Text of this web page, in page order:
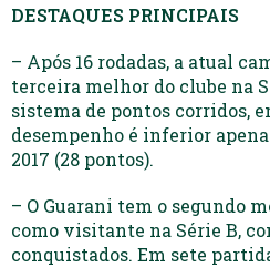
DESTAQUES PRINCIPAIS
– Após 16 rodadas, a atual
terceira melhor do clube na
sistema de pontos corridos,
desempenho é inferior
2017 (28 pontos).
– O Guarani tem o segundo
como visitante na Série B,
conquistados. Em sete